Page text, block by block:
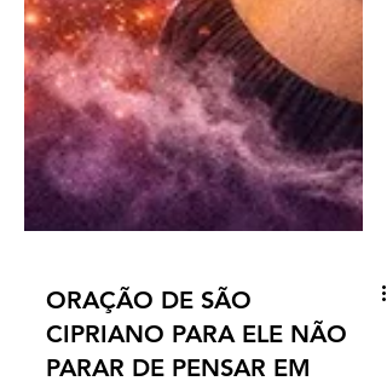
ORAÇÃO DE SÃO